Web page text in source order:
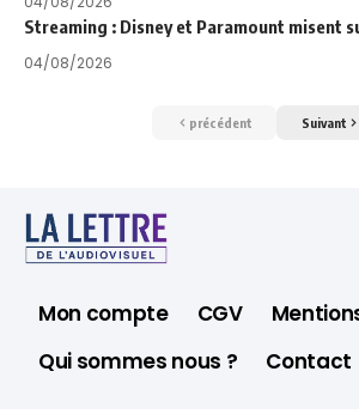
Streaming : Disney et Paramount misent
04/08/2026
précédent Suivant
Mon compte CGV
Qui sommes nous ?
Contact